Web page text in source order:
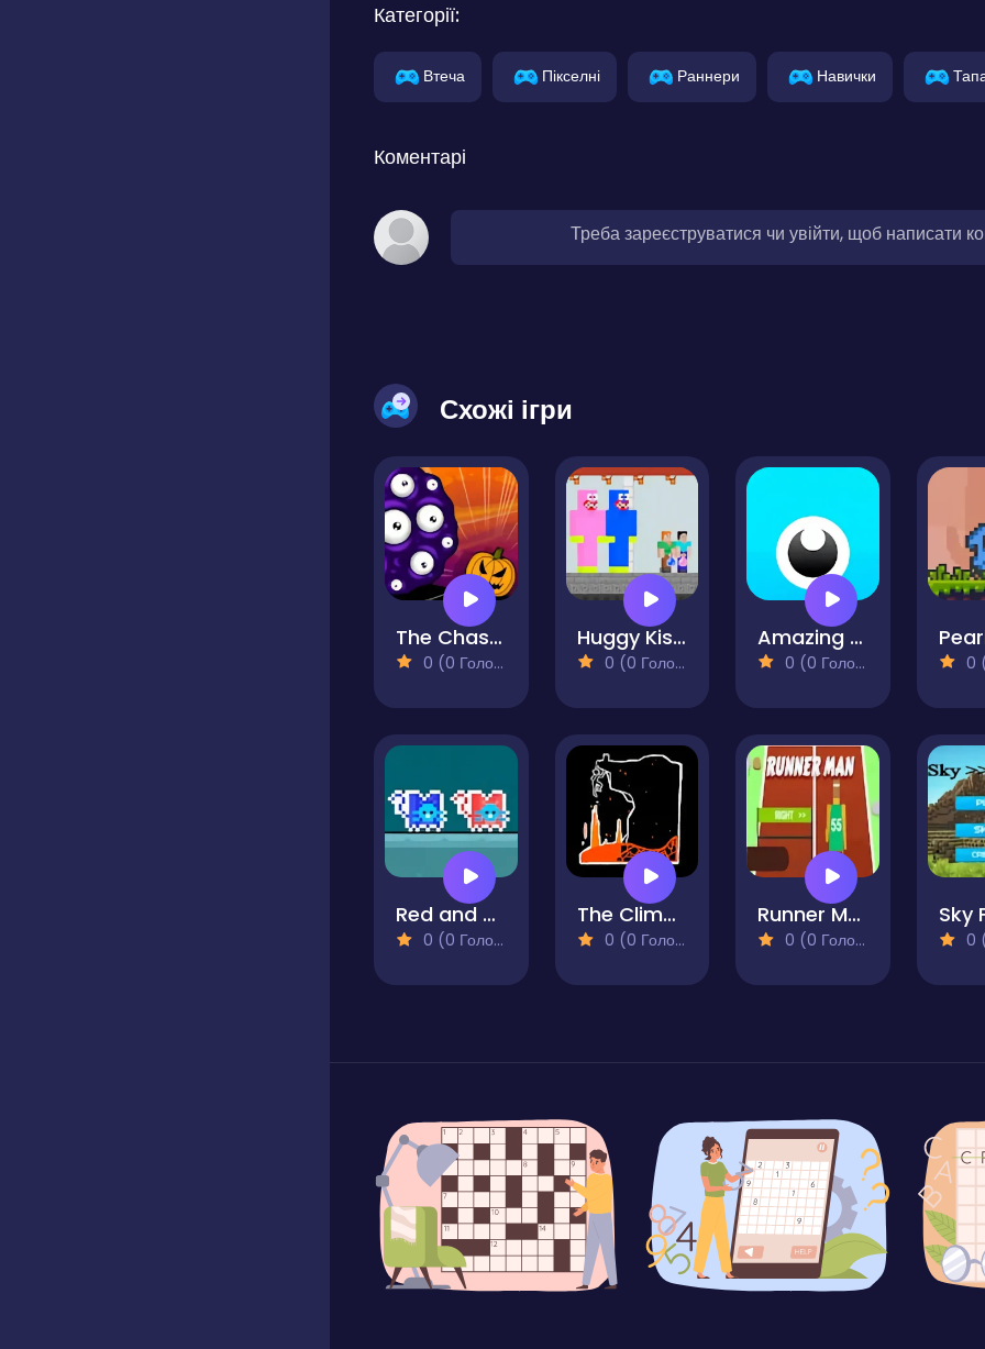
Категорії:
Втеча Пікселні Раннери Навички
Коментарі
Треба зареєструватися чи увійти, щоб написати
Схожі ігри
The Chaser and the Pumpkin
0 (0 Голосів)
Huggy Kissy vs Steve Alex
0 (0 Голосів)
Amazing Cube Adventure
0 (0 Голосів) 0
Red and Blue Cat
0 (0 Голосів)
The Climbest
0 (0 Голосів)
Runner Man
0 (0 Голосів) 0